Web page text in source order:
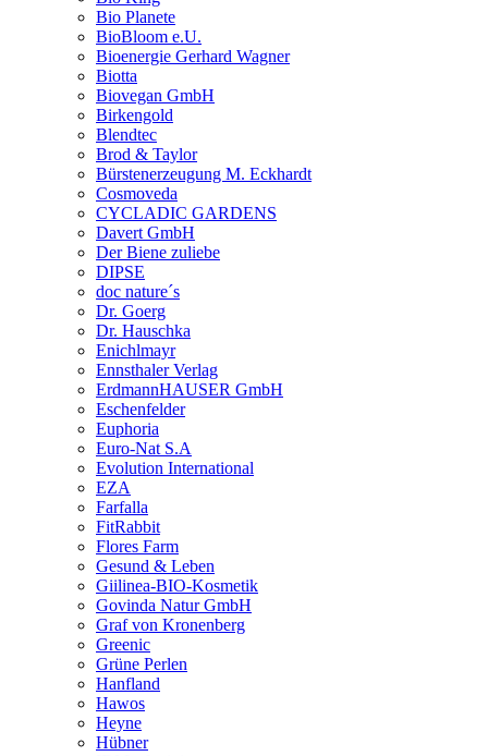
Bio Planete
BioBloom e.U.
Bioenergie Gerhard Wagner
Biotta
Biovegan GmbH
Birkengold
Blendtec
Brod & Taylor
Bürstenerzeugung M. Eckhardt
Cosmoveda
CYCLADIC GARDENS
Davert GmbH
Der Biene zuliebe
DIPSE
doc nature´s
Dr. Goerg
Dr. Hauschka
Enichlmayr
Ennsthaler Verlag
ErdmannHAUSER GmbH
Eschenfelder
Euphoria
Euro-Nat S.A
Evolution International
EZA
Farfalla
FitRabbit
Flores Farm
Gesund & Leben
Giilinea-BIO-Kosmetik
Govinda Natur GmbH
Graf von Kronenberg
Greenic
Grüne Perlen
Hanfland
Hawos
Heyne
Hübner